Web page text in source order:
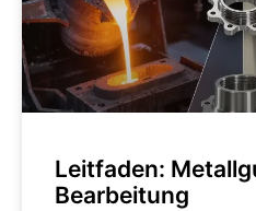
Leitfaden:
Bearbeitung